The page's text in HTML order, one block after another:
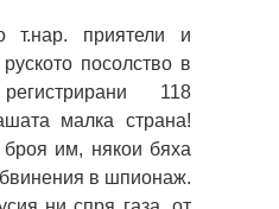
т.нар. приятели и
посолство в
118
малка страна!
им, някои бяха
в шпионаж.